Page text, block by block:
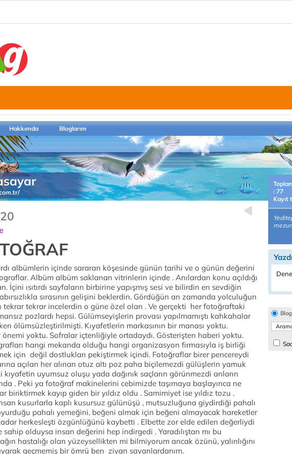
Hakkımda Bloglarım
albümlerin içinde sararan köşesinde günün tarihi ve o günün değerini
Albüm albüm saklanan vitrinlerin içinde . Anılardan konu açıldığı
İçini ısıtırdı sayfaların birbirine yapışmış sesi ve bilirdin en sevdiğin
sırasının gelişini beklerdin. Gördüğün an zamanda yolculuğun
tekrar tekrar incelerdin o güne özel olan . Ve gerçekti her fotoğraftaki
pozlardı hepsi. Gülümseyişlerin provası yapılmamıştı kahkahalar
ölümsüzleştirilmişti. Kıyafetlerin markasının bir manası yoktu.
önemi yoktu. Sofralar içtenliğiyle ortadaydı. Gösterişten haberi yoktu.
hangi mekanda olduğu hangi organizasyon firmasıyla iş birliği
için değil dostlukları pekiştirmek içindi. Fotoğraflar birer pencereydi
açılan her alınan otuz altı poz paha biçilemezdi gülüşlerin yamuk
kıyafetin uyumsuz oluşu yada dağınık saçların görünmezdi anların
. Peki ya fotoğraf makinelerini cebimizde taşımaya başlayınca ne
biriktirmek kayıp giden bir yıldız oldu . Samimiyet ise yıldız tozu .
kusurlarla kaplı kusursuz gülünüşü , mutsuzluğuna giydirdiği pahalı
pahalı yemeğini, beğeni almak için beğeni almayacak hareketler
herkesleşti özgünlüğünü kaybetti . Elbette zor elde edilen değerliydi
olduysa insan değerini hep indirgedi . Yaradılıştan mı bu
hastalığı olan yüzeysellikten mi bilmiyorum ancak özünü, yalınlığını
geçmemiş bir ömrü ben ziyan sayanlardanım.
: 77
Kayıt